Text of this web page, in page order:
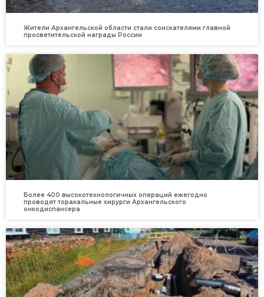
Жители Архангельской области стали соискателями главной
просветительской награды России
Более 400 высокотехнологичных операций ежегодно
проводят торакальные хирурги Архангельского
онкодиспансера